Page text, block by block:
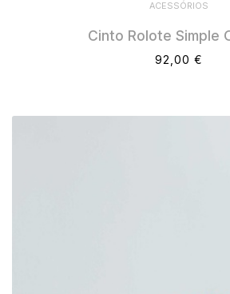
ACESSÓRIOS
Cinto Rolote Simple
92,00 €